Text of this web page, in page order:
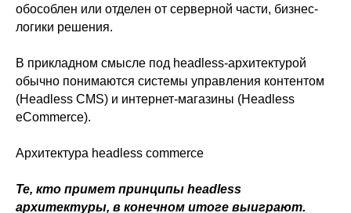
обособлен или отделен от серверной части, бизнес-
логики решения.
В прикладном смысле под headless-архитектурой
обычно понимаются системы управления контентом
(Headless CMS) и интернет-магазины (Headless
eCommerce).
Архитектура headless commerce
Те, кто примет принципы headless
архитектуры, в конечном итоге выиграют.